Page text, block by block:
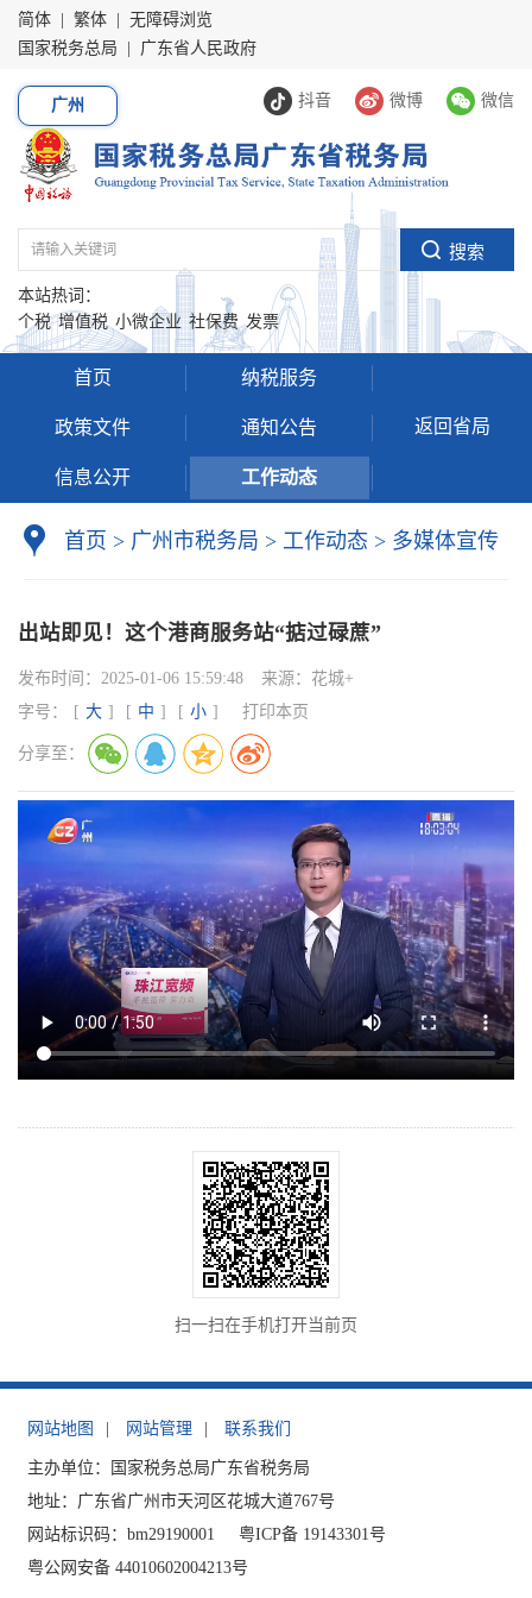
简体 繁体
无障碍浏览
国家税务总局
广东省人民政府
抖音 微博 微信
广州
本站热词：
个税 增值税 小微企业 社保费 发票
首页 纳税服务
政策文件 通知公告
信息公开 工作动态
返回省局
首页 > 广州市税务局 > 工作动态 > 多媒体宣传
出站即见！这个港商服务站“掂过碌蔗”
发布时间： 2025-01-06 15:59:48 来源： 花城+
字号：
[ 大 ] [ 中 ] [ 小 ] 打印本页
分享至：
扫一扫在手机打开当前页
网站地图 网站管理 联系我们
主办单位：国家税务总局广东省税务局
地址：广东省广州市天河区花城大道767号
网站标识码：bm29190001
粤ICP备 19143301号
粤公网安备 44010602004213号